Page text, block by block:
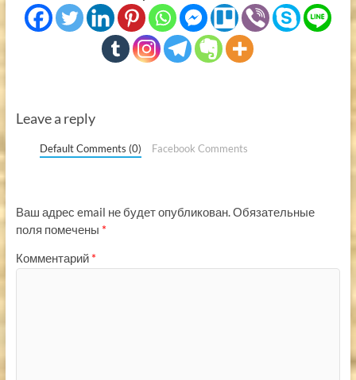
Leave a reply
Default Comments (0) Facebook Comments
Ваш адрес email не будет опубликован.Обязательные
поля помечены *
Комментарий *